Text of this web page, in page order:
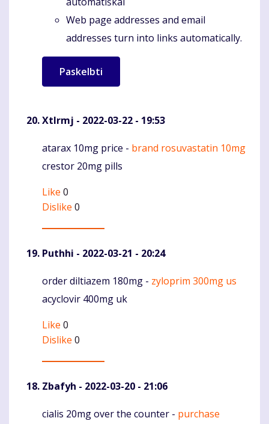
Web page addresses and email
addresses turn into links automatically.
Xtlrmj - 2022-03-22 - 19:53
Komentaras
atarax 10mg price - brand rosuvastatin 10mg
crestor 20mg pills
Like 0
Dislike 0
Puthhi - 2022-03-21 - 20:24
Komentaras
order diltiazem 180mg - zyloprim 300mg us
acyclovir 400mg uk
Like 0
Dislike 0
Zbafyh - 2022-03-20 - 21:06
Komentaras
cialis 20mg over the counter - purchase